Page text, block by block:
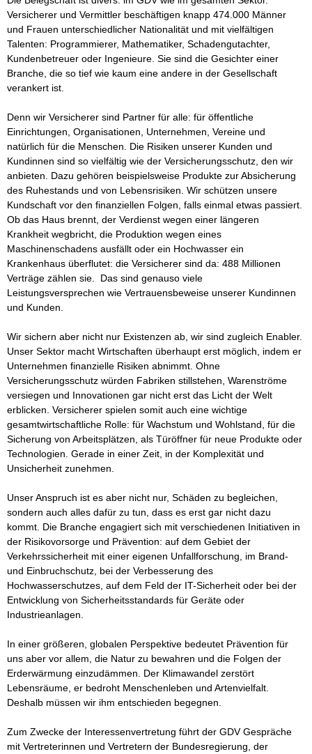
Versicherer und Vermittler beschäftigen knapp 474.000 Männer
und Frauen unterschiedlicher Nationalität und mit vielfältigen
Talenten: Programmierer, Mathematiker, Schadengutachter,
Kundenbetreuer oder Ingenieure. Sie sind die Gesichter einer
Branche, die so tief wie kaum eine andere in der Gesellschaft
verankert ist.
Denn wir Versicherer sind Partner für alle: für öffentliche
Einrichtungen, Organisationen, Unternehmen, Vereine und
natürlich für die Menschen. Die Risiken unserer Kunden und
Kundinnen sind so vielfältig wie der Versicherungsschutz, den wir
anbieten. Dazu gehören beispielsweise Produkte zur Absicherung
des Ruhestands und von Lebensrisiken. Wir schützen unsere
Kundschaft vor den finanziellen Folgen, falls einmal etwas passiert.
Ob das Haus brennt, der Verdienst wegen einer längeren
Krankheit wegbricht, die Produktion wegen eines
Maschinenschadens ausfällt oder ein Hochwasser ein
Krankenhaus überflutet: die Versicherer sind da: 488 Millionen
Verträge zählen sie.  Das sind genauso viele
Leistungsversprechen wie Vertrauensbeweise unserer Kundinnen
und Kunden.
Wir sichern aber nicht nur Existenzen ab, wir sind zugleich Enabler.
Unser Sektor macht Wirtschaften überhaupt erst möglich, indem er
Unternehmen finanzielle Risiken abnimmt. Ohne
Versicherungsschutz würden Fabriken stillstehen, Warenströme
versiegen und Innovationen gar nicht erst das Licht der Welt
erblicken. Versicherer spielen somit auch eine wichtige
gesamtwirtschaftliche Rolle: für Wachstum und Wohlstand, für die
Sicherung von Arbeitsplätzen, als Türöffner für neue Produkte oder
Technologien. Gerade in einer Zeit, in der Komplexität und
Unsicherheit zunehmen.
Unser Anspruch ist es aber nicht nur, Schäden zu begleichen,
sondern auch alles dafür zu tun, dass es erst gar nicht dazu
kommt. Die Branche engagiert sich mit verschiedenen Initiativen in
der Risikovorsorge und Prävention: auf dem Gebiet der
Verkehrssicherheit mit einer eigenen Unfallforschung, im Brand-
und Einbruchschutz, bei der Verbesserung des
Hochwasserschutzes, auf dem Feld der IT-Sicherheit oder bei der
Entwicklung von Sicherheitsstandards für Geräte oder
Industrieanlagen.
In einer größeren, globalen Perspektive bedeutet Prävention für
uns aber vor allem, die Natur zu bewahren und die Folgen der
Erderwärmung einzudämmen. Der Klimawandel zerstört
Lebensräume, er bedroht Menschenleben und Artenvielfalt.
Deshalb müssen wir ihm entschieden begegnen.
Zum Zwecke der Interessenvertretung führt der GDV Gespräche
mit Vertreterinnen und Vertretern der Bundesregierung, der